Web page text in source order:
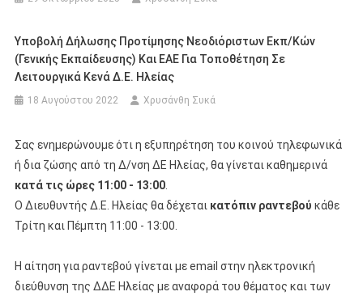
Υποβολή Δήλωσης Προτίμησης Νεοδιόριστων Εκπ/κών
(Γενικής Εκπαίδευσης) Και ΕΑΕ Για Τοποθέτηση Σε
Λειτουργικά Κενά Δ.Ε. Ηλείας
18 Αυγούστου 2022 Χρυσάνθη Συκά
Σας ενημερώνουμε ότι η εξυπηρέτηση του κοινού τηλεφωνικά
ή δια ζώσης από τη Δ/νση ΔΕ Ηλείας, θα γίνεται καθημερινά
κατά τις ώρες 11:00 - 13:00.
Ο Διευθυντής Δ.Ε. Ηλείας θα δέχεται κατόπιν ραντεβού κάθε
Τρίτη και Πέμπτη 11:00 - 13:00.
Η αίτηση για ραντεβού γίνεται με email στην ηλεκτρονική
διεύθυνση της ΔΔΕ Ηλείας με αναφορά του θέματος και των